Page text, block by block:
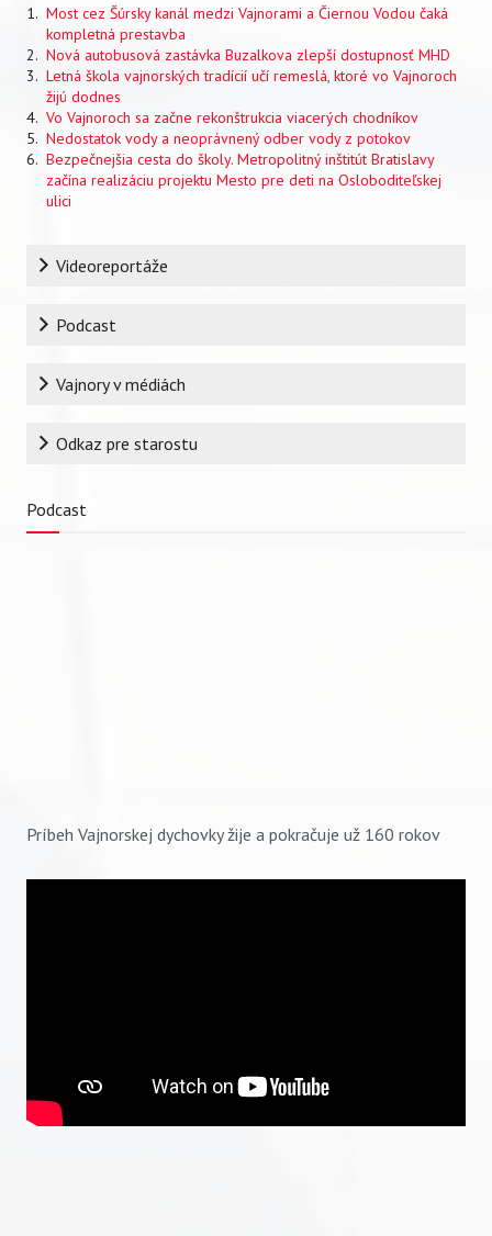
Most cez Šúrsky kanál medzi Vajnorami a Čiernou Vodou čaká
kompletná prestavba
Nová autobusová zastávka Buzalkova zlepší dostupnosť MHD
Letná škola vajnorských tradícií učí remeslá, ktoré vo Vajnoroch
žijú dodnes
Vo Vajnoroch sa začne rekonštrukcia viacerých chodníkov
Nedostatok vody a neoprávnený odber vody z potokov
Bezpečnejšia cesta do školy. Metropolitný inštitút Bratislavy
začína realizáciu projektu Mesto pre deti na Osloboditeľskej
ulici
RubrikaVideoreportáže
Podcast
Vajnory v médiách
Odkaz pre starostu
Podcast
Príbeh Vajnorskej dychovky žije a pokračuje už 160 rokov